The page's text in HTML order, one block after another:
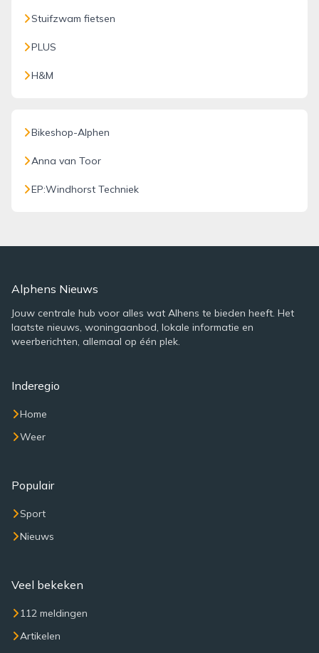
Stuifzwam fietsen
PLUS
H&M
Bikeshop-Alphen
Anna van Toor
EP:Windhorst Techniek
Alphens Nieuws
Jouw centrale hub voor alles wat Alhens te bieden heeft. Het
laatste nieuws, woningaanbod, lokale informatie en
weerberichten, allemaal op één plek.
Inderegio
Home
Weer
Populair
Sport
Nieuws
Veel bekeken
112 meldingen
Artikelen